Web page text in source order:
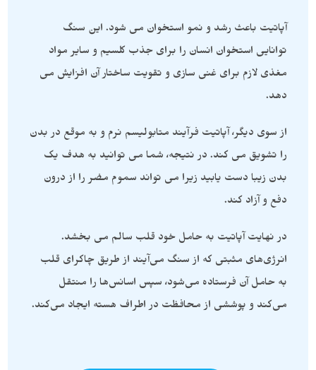
آپاتیت باعث رشد و نمو استخوان می شود. این سنگ
توانایی استخوان انسان را برای جذب کلسیم و سایر مواد
مغذی لازم برای غنی سازی و تقویت ساختار آن افزایش می
دهد.
از سوی دیگر، آپاتیت فرآیند متابولیسم نرم و به موقع در بدن
را تشویق می کند. در نتیجه، شما می توانید به هدف یک
بدن زیبا دست یابید زیرا می تواند سموم مضر را از درون
دفع و آزاد کند.
در نهایت آپاتیت به حامل خود قلب سالم می بخشد.
انرژی‌های مثبتی که از سنگ می‌آیند از طریق چاکرای قلب
به حامل آن فرستاده می‌شود، سپس اسانس‌ها را منتقل
می‌کند و پوششی از محافظت در اطراف هسته ایجاد می‌کند.